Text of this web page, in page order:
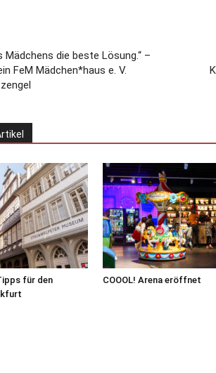
Mädchens die beste Lösung.“ –
FeM Mädchen*haus e. V.
für den
COOOL! Arena eröffnet